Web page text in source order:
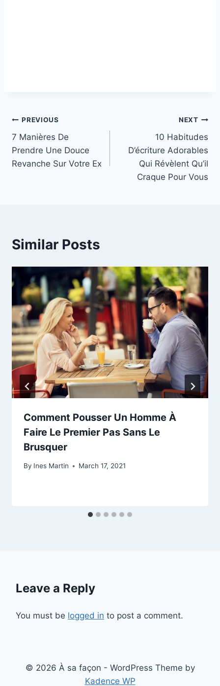
Post
navigation
PREVIOUS
7 Manières De
Prendre Une Douce
Revanche Sur Votre Ex
NEXT
10 Habitudes
D’écriture Adorables
Qui Révèlent Qu’il
Craque Pour Vous
Similar Posts
Comment Pousser Un Homme À
Faire Le Premier Pas Sans Le
Brusquer
By Ines Martin March 17, 2021
Leave a Reply
You must be logged in to post a comment.
© 2026 À sa façon - WordPress Theme by
Kadence WP